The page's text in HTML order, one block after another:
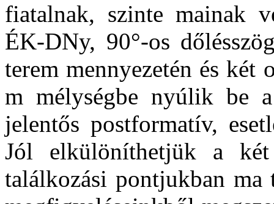
fiatalnak, szinte mainak
ÉK-DNy, 90°-os
terem mennyezetén és két
m mélységbe nyúlik be a
jelentős postformatív,
Jól elkülöníthetjük a
találkozási pontjukban ma